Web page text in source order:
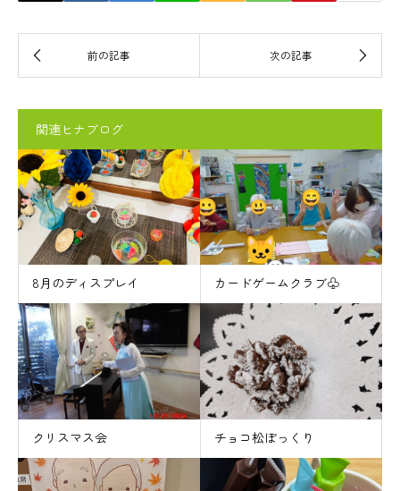
関連ヒナブログ
8月のディスプレイ カードゲームクラブ♧
クリスマス会 チョコ松ぼっくり